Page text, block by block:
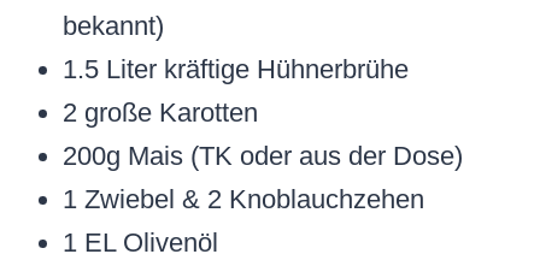
bekannt)
1.5 Liter kräftige Hühnerbrühe
2 große Karotten
200g Mais (TK oder aus der Dose)
1 Zwiebel & 2 Knoblauchzehen
1 EL Olivenöl